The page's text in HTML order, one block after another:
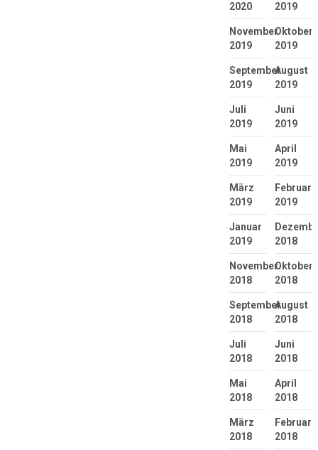
2020
2019
November
2019
Oktober
2019
September
2019
August
2019
Juli
2019
Juni
2019
Mai
2019
April
2019
März
2019
Februar
2019
Januar
2019
2018
November
2018
Oktober
2018
September
2018
August
2018
Juli
2018
Juni
2018
Mai
2018
April
2018
März
2018
Februar
2018